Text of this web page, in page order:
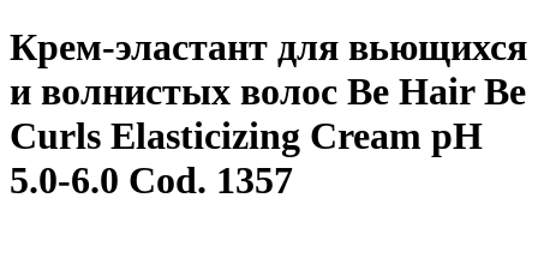
Крем-эластант для вьющихся
и волнистых волос Be Hair Be
Curls Elasticizing Cream pH
5.0-6.0 Cod. 1357